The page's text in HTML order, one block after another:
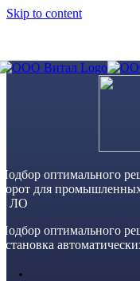
Skip to content
Подбор оптимального
ворот для
и ЛО
Подбор оптимального
установка